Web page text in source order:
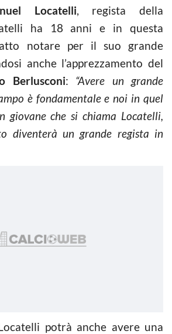
Locatelli, regista della
ha 18 anni e in questa
notare per il suo grande
anche l’apprezzamento del
Berlusconi: “Avere un grande
è fondamentale e noi in quel
giovane che si chiama Locatelli,
diventerà un grande regista in
potrà anche avere una